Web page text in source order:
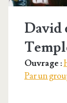
David
Ouvrage :
Par un